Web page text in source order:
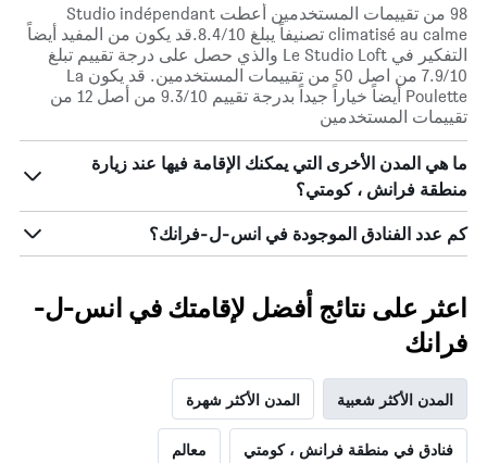
98 من تقييمات المستخدمين أعطت Studio indépendant
climatisé au calme تصنيفاً يبلغ 8.4/10.قد يكون من المفيد أيضاً
التفكير في Le Studio Loft والذي حصل على درجة تقييم تبلغ
7.9/10 من اصل 50 من تقييمات المستخدمين. قد يكون La
Poulette أيضاً خياراً جيداً بدرجة تقييم 9.3/10 من أصل 12 من
تقييمات المستخدمين
ما هي المدن الأخرى التي يمكنك الإقامة فيها عند زيارة
منطقة فرانش ، كومتي؟
كم عدد الفنادق الموجودة في انس-ل-فرانك؟
اعثر على نتائج أفضل لإقامتك في انس-ل-
فرانك
المدن الأكثر شعبية المدن الأكثر شهرة
فنادق في منطقة فرانش ، كومتي معالم